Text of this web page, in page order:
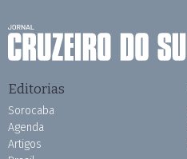
Editorias
Sorocaba
Agenda
Artigos